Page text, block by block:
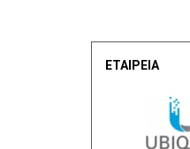
ΕΤΑΙΡΕΙΑ